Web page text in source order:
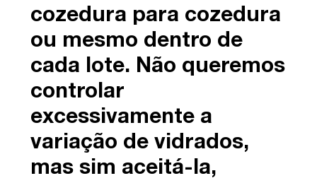
cozedura para cozedura
ou mesmo dentro de
cada lote. Não queremos
controlar
excessivamente a
variação de vidrados,
mas sim aceitá-la,